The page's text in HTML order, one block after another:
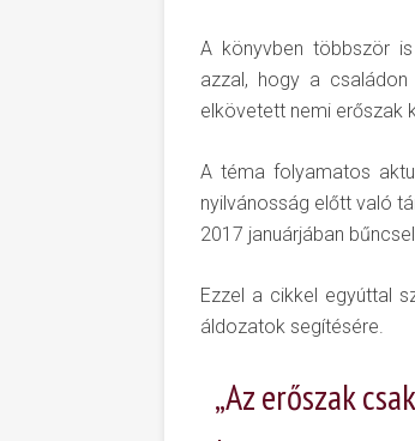
A könyvben többször
azzal, hogy a
elkövetett nemi erőszak
A téma folyamatos
nyilvánosság előtt való
2017 januárjában
Ezzel a cikkel egyúttal
áldozatok segítésére.
„Az erőszak